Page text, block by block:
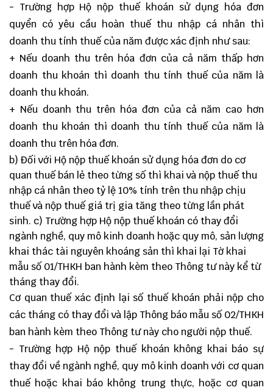
- Trường hợp Hộ nộp thuế khoán sử dụng hóa đơn
quyển có yêu cầu hoàn thuế thu nhập cá nhân thì
doanh thu tính thuế của năm được xác định như sau:
+ Nếu doanh thu trên hóa đơn của cả năm thấp hơn
doanh thu khoán thì doanh thu tính thuế của năm là
doanh thu khoán.
+ Nếu doanh thu trên hóa đơn của cả năm cao hơn
doanh thu khoán thì doanh thu tính thuế của năm là
doanh thu trên hóa đơn.
b) Đối với Hộ nộp thuế khoán sử dụng hóa đơn do cơ
quan thuế bán lẻ theo từng số thì khai và nộp thuế thu
nhập cá nhân theo tỷ lệ 10% tính trên thu nhập chịu
thuế và nộp thuế giá trị gia tăng theo từng lần phát
sinh. c) Trường hợp Hộ nộp thuế khoán có thay đổi
ngành nghề, quy mô kinh doanh hoặc quy mô, sản lượng
khai thác tài nguyên khoáng sản thì khai lại Tờ khai
mẫu số 01/THKH ban hành kèm theo Thông tư này kể từ
tháng thay đổi.
Cơ quan thuế xác định lại số thuế khoán phải nộp cho
các tháng có thay đổi và lập Thông báo mẫu số 02/THKH
ban hành kèm theo Thông tư này cho người nộp thuế.
- Trường hợp Hộ nộp thuế khoán không khai báo sự
thay đổi về ngành nghề, quy mô kinh doanh với cơ quan
thuế hoặc khai báo không trung thực, hoặc cơ quan